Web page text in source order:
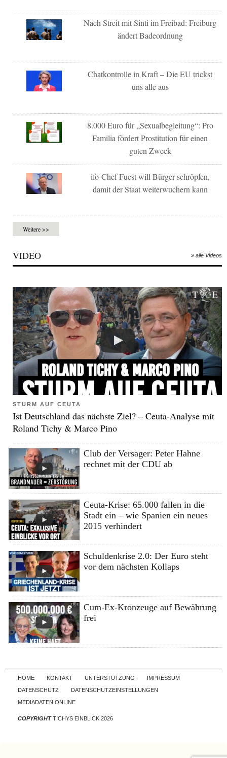
Nach Streit mit Sinti im Freibad: Freiburg
ändert Badeordnung
Chatkontrolle in Kraft – Die EU trickst
uns alle aus
8.000 Euro für „Sexualbegleitung“: Pro
Familia fördert Prostitution für einen
guten Zweck
ifo-Chef Fuest will Bürger schröpfen,
damit der Staat weiterwuchern kann
Weitere >>
VIDEO » alle Videos
STURM AUF CEUTA
Ist Deutschland das nächste Ziel? – Ceuta-Analyse mit
Roland Tichy & Marco Pino
Club der Versager: Peter Hahne
rechnet mit der CDU ab
Ceuta-Krise: 65.000 fallen in die
Stadt ein – wie Spanien ein neues
2015 verhindert
Schuldenkrise 2.0: Der Euro steht
vor dem nächsten Kollaps
Cum-Ex-Kronzeuge auf Bewährung
frei
Skip to content
HOME KONTAKT UNTERSTÜTZUNG
IMPRESSUM
DATENSCHUTZ
DATENSCHUTZEINSTELLUNGEN
MEDIADATEN ONLINE
COPYRIGHTTICHYS EINBLICK 2026